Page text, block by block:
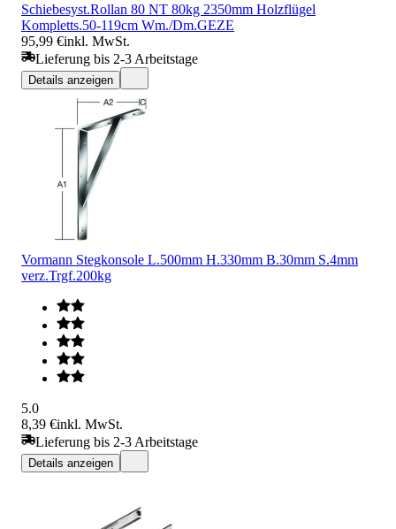
Schiebesyst.Rollan 80 NT 80kg 2350mm Holzflügel
Kompletts.50-119cm Wm./Dm.GEZE
95,99 €inkl. MwSt.
Lieferung bis 2-3 Arbeitstage
Details anzeigen
Vormann Stegkonsole L.500mm H.330mm B.30mm S.4mm
verz.Trgf.200kg
5.0
8,39 €inkl. MwSt.
Lieferung bis 2-3 Arbeitstage
Details anzeigen